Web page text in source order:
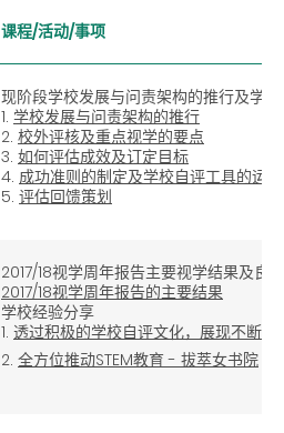
课程/活动/事项
现阶段学校发展与问责架构的推行及学
1. 学校发展与问责架构的推行
2. 校外评核及重点视学的要点
3. 如何评估成效及订定目标
4. 成功准则的制定及学校自评工具的运用
5. 评估回馈策划
2017/18视学周年报告主要视学结果及良
2017/18视学周年报告的主要结果
学校经验分享
1. 透过积极的学校自评文化，展现不断
2. 全方位推动STEM教育 - 拔萃女书院